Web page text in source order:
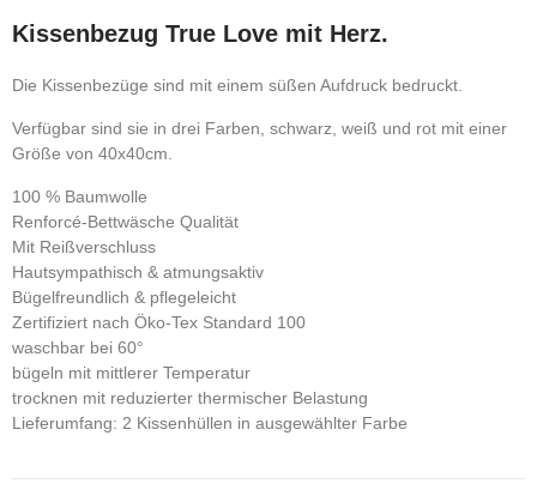
Kissenbezug True Love mit Herz.
Die Kissenbezüge sind mit einem süßen Aufdruck bedruckt.
Verfügbar sind sie in drei Farben, schwarz, weiß und rot mit einer
Größe von 40x40cm.
100 % Baumwolle
Renforcé-Bettwäsche Qualität
Mit Reißverschluss
Hautsympathisch & atmungsaktiv
Bügelfreundlich & pflegeleicht
Zertifiziert nach Öko-Tex Standard 100
waschbar bei 60°
bügeln mit mittlerer Temperatur
trocknen mit reduzierter thermischer Belastung
Lieferumfang: 2 Kissenhüllen in ausgewählter Farbe